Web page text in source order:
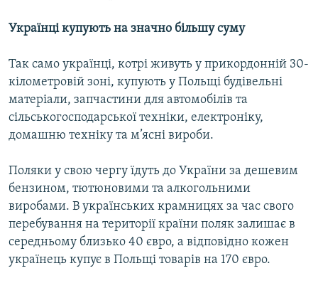
Українці купують на значно більшу суму
Так само українці, котрі живуть у прикордонній 30-
кілометровій зоні, купують у Польщі будівельні
матеріали, запчастини для автомобілів та
сільськогосподарської техніки, електроніку,
домашню техніку та м’ясні вироби.
Поляки у свою чергу їдуть до України за дешевим
бензином, тютюновими та алкогольними
виробами. В українських крамницях за час свого
перебування на території країни поляк залишає в
середньому близько 40 євро, а відповідно кожен
українець купує в Польщі товарів на 170 євро.